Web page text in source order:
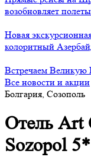
возобновляет
Новая
колоритный
Встречаем Великую
Все новости и акции
Болгария, Созополь
Отель Art
Sozopol 5*